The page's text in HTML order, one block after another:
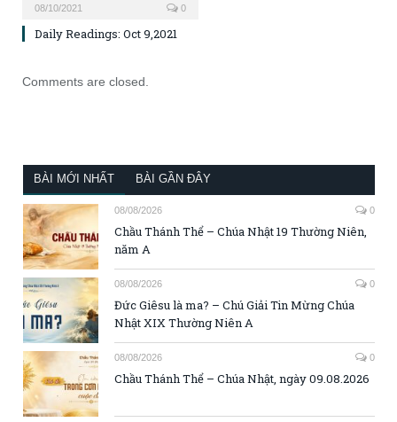
08/10/2021 0
Daily Readings: Oct 9,2021
Comments are closed.
BÀI MỚI NHẤT BÀI GẦN ĐÂY
08/08/2026 0
Chầu Thánh Thể – Chúa Nhật 19 Thường Niên,
năm A
08/08/2026 0
Đức Giêsu là ma? – Chú Giải Tin Mừng Chúa
Nhật XIX Thường Niên A
08/08/2026 0
Chầu Thánh Thể – Chúa Nhật, ngày 09.08.2026